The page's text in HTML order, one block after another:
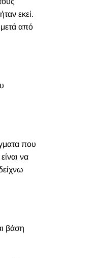
εκεί.
μετά από
που
να
βάση